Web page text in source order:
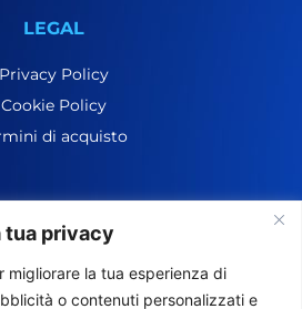
tua privacy
migliorare la tua esperienza di
o contenuti personalizzati e
LEGAL
Privacy Policy
Cookie Policy
di acquisto
registrato. Business 5.0 LLC |